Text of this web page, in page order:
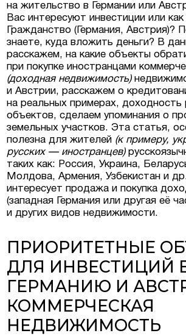
на жительство в Германии или
Вас интересуют инвестиции или как
Гражданство (Германия, Австрия)?
знаете, куда вложить деньги? В
расскажем, на какие объекты
при покупке иностранцами
(доходная недвижимость)
и Австрии, расскажем о
на реальных примерах, доходность
объектов, сделаем упоминания о
земельных участков. Эта статья,
полезна для жителей (к примеру,
русских — иностранцев)
таких как: Россия, Украина,
Молдова, Армения, Узбекистан и
интересует продажа и покупка
(западная Германия или другая её
и других видов недвижимости.
ПРИОРИТЕТНЫЕ
ДЛЯ ИНВЕСТИЦИЙ
ГЕРМАНИЮ И
КОММЕРЧЕСКАЯ
НЕДВИЖИМОСТЬ